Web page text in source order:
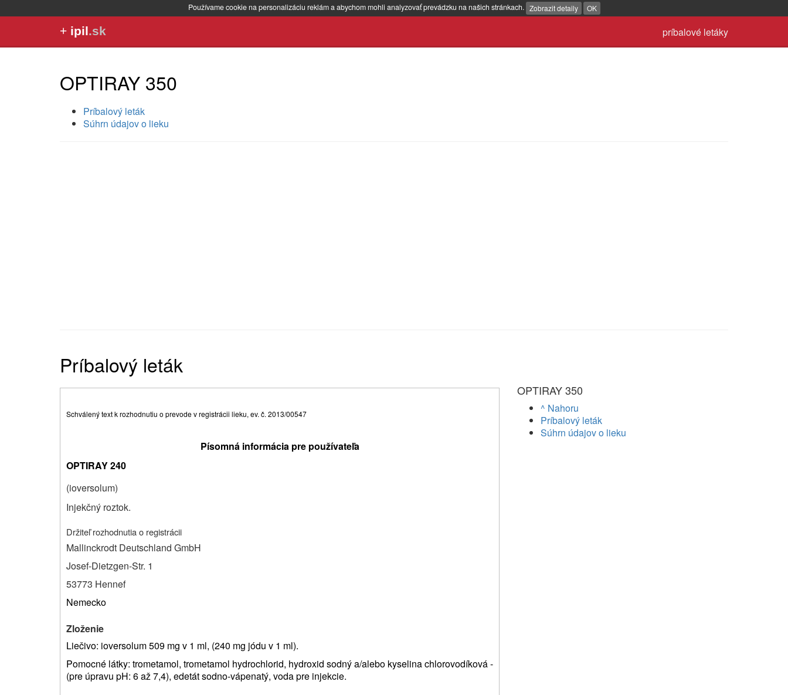
Používame cookie na personalizáciu reklám a abychom mohli analyzovať prevádzku na našich stránkach. Zobrazit detaily OK
príbalové letáky
+ ipil.sk
OPTIRAY 350
Príbalový leták
Súhrn údajov o lieku
Príbalový leták
Schválený text k rozhodnutiu o prevode v registrácii lieku, ev. č. 2013/00547
Písomná informácia pre používateľa
OPTIRAY 240
(ioversolum)
Injekčný roztok.
Držiteľ rozhodnutia o registrácii
Mallinckrodt Deutschland GmbH
Josef-Dietzgen-Str. 1
53773 Hennef
Nemecko
Zloženie
Liečivo: ioversolum 509 mg v 1 ml, (240 mg jódu v 1 ml).
Pomocné látky: trometamol, trometamol hydrochlorid, hydroxid sodný a/alebo kyselina chlorovodíková -
(pre úpravu pH: 6 až 7,4), edetát sodno-vápenatý, voda pre injekcie.
OPTIRAY 350
^ Nahoru
Príbalový leták
Súhrn údajov o lieku